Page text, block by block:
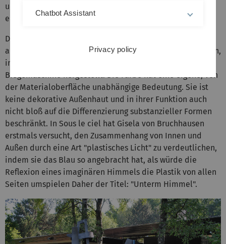
und mußte, der Veränderung des Maßstabes
entsprechend, neu erarbeitet werden.
Die Plastik enthält keine vorgefundenen Teile, sondern
alle Formen sind eigens zugeschnitten und die Rundungen,
in ihren Kippungen und Drehungen, mittels einer
Biegemaschine hergestellt. Die Farbe hat eine eigene, von
der Materialoberfläche unabhängige Bedeutung. Sie ist
keine dekorative Außenhaut und in ihrer Funktion auch
nicht bloß auf die Differenzierung substanzieller Formen
beschränkt. In Sous le ciel hat Gisela von Bruchhausen
erstmals versucht, den Zusammenhang von Innen und
Außen durch eine Art "plastisches Licht" zu verdeutlichen,
indem sie das Blau so angebracht hat, als würde die
Reflexion eines imaginären Himmels die Plastik von allen
Seiten umspielen Daher der Titel: "Unterm Himmel".
Chatbot Assistant
Privacy policy